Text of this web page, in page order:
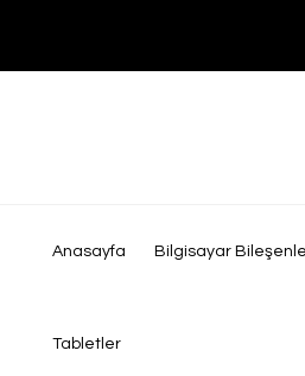
Anasayfa Bilgisayar
Tabletler